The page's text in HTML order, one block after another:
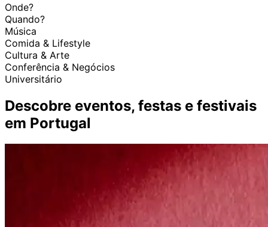
Onde?
Quando?
Música
Comida & Lifestyle
Cultura & Arte
Conferência & Negócios
Universitário
Descobre eventos, festas e festivais
em Portugal